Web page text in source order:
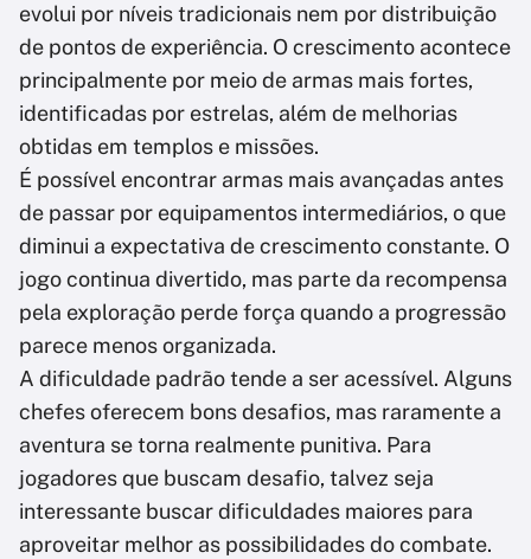
evolui por níveis tradicionais nem por distribuição
de pontos de experiência. O crescimento acontece
principalmente por meio de armas mais fortes,
identificadas por estrelas, além de melhorias
obtidas em templos e missões.
É possível encontrar armas mais avançadas antes
de passar por equipamentos intermediários, o que
diminui a expectativa de crescimento constante. O
jogo continua divertido, mas parte da recompensa
pela exploração perde força quando a progressão
parece menos organizada.
A dificuldade padrão tende a ser acessível. Alguns
chefes oferecem bons desafios, mas raramente a
aventura se torna realmente punitiva. Para
jogadores que buscam desafio, talvez seja
interessante buscar dificuldades maiores para
aproveitar melhor as possibilidades do combate.